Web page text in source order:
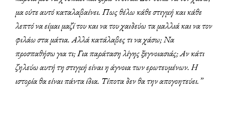
μα ούτε αυτό καταλαβαίνει. Πως θέλω κάθε στιγμή και κάθε
λεπτό να είμαι μαζί του και να του χαιδεύω τα μαλλιά και να τον
φιλάω στα μάτια. Αλλά κατάλαβες τι να χάσω; Να
προσπαθήσω για τι; Για παράταση λίγης ξεγνοιασιάς; Αν κάτι
ζηλεύω αυτή τη στιγμή είναι η άγνοια των ερωτευμένων. Η
ιστορία θα είναι πάντα ίδια. Τίποτα δεν θα την απογοητεύει.”